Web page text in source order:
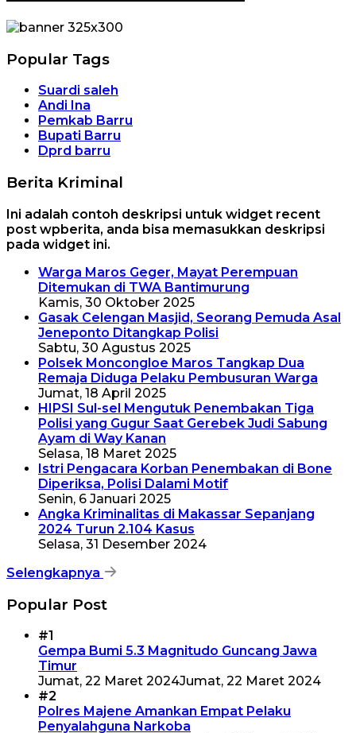
Popular Tags
Suardi saleh
Andi Ina
Pemkab Barru
Bupati Barru
Dprd barru
Berita Kriminal
Ini adalah contoh deskripsi untuk widget recent
post wpberita, anda bisa memasukkan deskripsi
pada widget ini.
Warga Maros Geger, Mayat Perempuan
Ditemukan di TWA Bantimurung
Kamis, 30 Oktober 2025
Gasak Celengan Masjid, Seorang Pemuda Asal
Jeneponto Ditangkap Polisi
Sabtu, 30 Agustus 2025
Polsek Moncongloe Maros Tangkap Dua
Remaja Diduga Pelaku Pembusuran Warga
Jumat, 18 April 2025
HIPSI Sul-sel Mengutuk Penembakan Tiga
Polisi yang Gugur Saat Gerebek Judi Sabung
Ayam di Way Kanan
Selasa, 18 Maret 2025
Istri Pengacara Korban Penembakan di Bone
Diperiksa, Polisi Dalami Motif
Senin, 6 Januari 2025
Angka Kriminalitas di Makassar Sepanjang
2024 Turun 2.104 Kasus
Selasa, 31 Desember 2024
Selengkapnya
Popular Post
#1
Gempa Bumi 5.3 Magnitudo Guncang Jawa
Timur
Jumat, 22 Maret 2024Jumat, 22 Maret 2024
#2
Polres Majene Amankan Empat Pelaku
Penyalahguna Narkoba